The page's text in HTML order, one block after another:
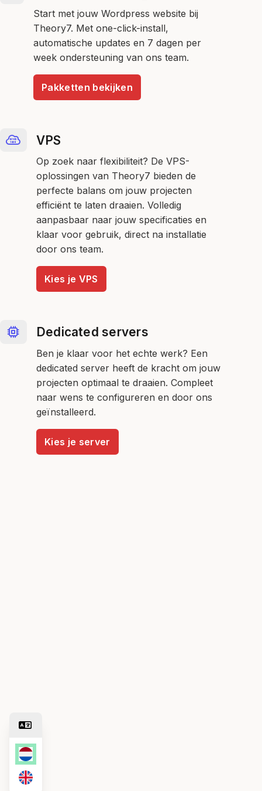
Start met jouw Wordpress website bij
Theory7. Met one-click-install,
automatische updates en 7 dagen per
week ondersteuning van ons team.
Pakketten bekijken
VPS
Op zoek naar flexibiliteit? De VPS-
oplossingen van Theory7 bieden de
perfecte balans om jouw projecten
efficiënt te laten draaien. Volledig
aanpasbaar naar jouw specificaties en
klaar voor gebruik, direct na installatie
door ons team.
Kies je VPS
Dedicated servers
Ben je klaar voor het echte werk? Een
dedicated server heeft de kracht om jouw
projecten optimaal te draaien. Compleet
naar wens te configureren en door ons
geïnstalleerd.
Kies je server